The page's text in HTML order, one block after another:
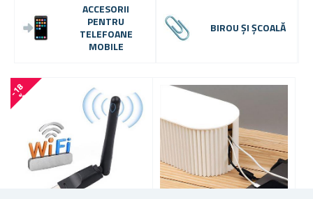
ACCESORII
PENTRU
TELEFOANE
MOBILE
BIROU ȘI ȘCOALĂ
-
1
8
%